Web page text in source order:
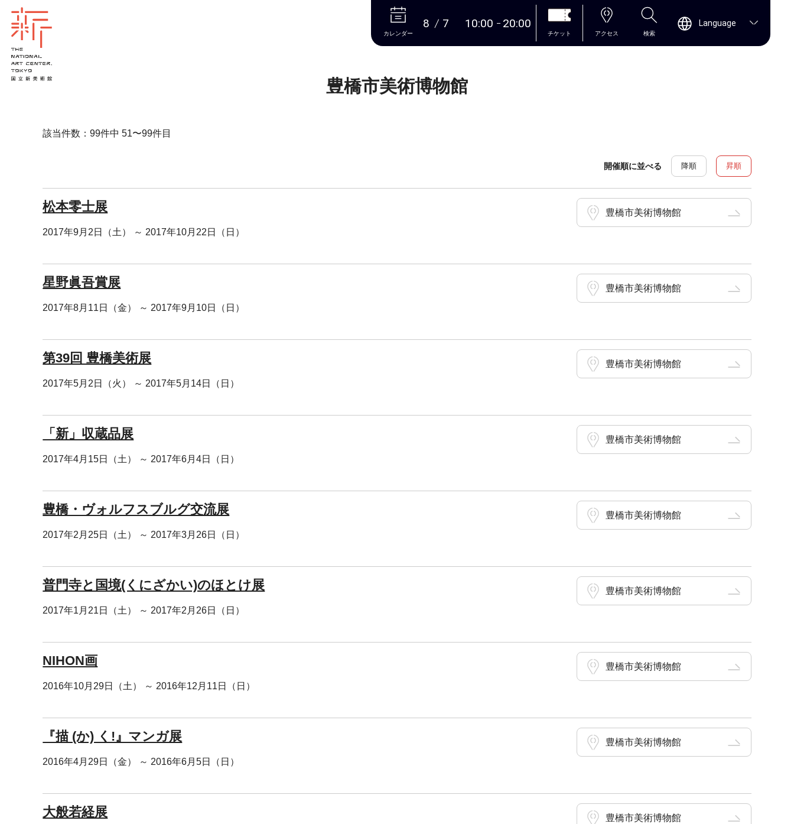
本文へ
カレンダー
8 7 10:00 20:00
チケット アクセス 検索
Language
豊橋市美術博物館
該当件数：99件中 51〜99件目
開催順に並べる 降順 昇順
松本零士展
2017年9月2日（土） ～ 2017年10月22日（日）
豊橋市美術博物館
星野眞吾賞展
2017年8月11日（金） ～ 2017年9月10日（日）
豊橋市美術博物館
第39回 豊橋美術展
2017年5月2日（火） ～ 2017年5月14日（日）
豊橋市美術博物館
「新」収蔵品展
2017年4月15日（土） ～ 2017年6月4日（日）
豊橋市美術博物館
豊橋・ヴォルフスブルグ交流展
2017年2月25日（土） ～ 2017年3月26日（日）
豊橋市美術博物館
普門寺と国境(くにざかい)のほとけ展
2017年1月21日（土） ～ 2017年2月26日（日）
豊橋市美術博物館
NIHON画
2016年10月29日（土） ～ 2016年12月11日（日）
豊橋市美術博物館
『描 (か) く!』マンガ展
2016年4月29日（金） ～ 2016年6月5日（日）
豊橋市美術博物館
大般若経展 豊橋市美術博物館